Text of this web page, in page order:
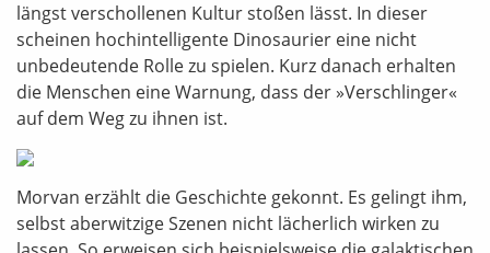
längst verschollenen Kultur stoßen lässt. In dieser
scheinen hochintelligente Dinosaurier eine nicht
unbedeutende Rolle zu spielen. Kurz danach erhalten
die Menschen eine Warnung, dass der »Verschlinger«
auf dem Weg zu ihnen ist.
Morvan erzählt die Geschichte gekonnt. Es gelingt ihm,
selbst aberwitzige Szenen nicht lächerlich wirken zu